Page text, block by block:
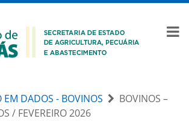
EM DADOS - BOVINOS
BOVINOS –
/ FEVEREIRO 2026